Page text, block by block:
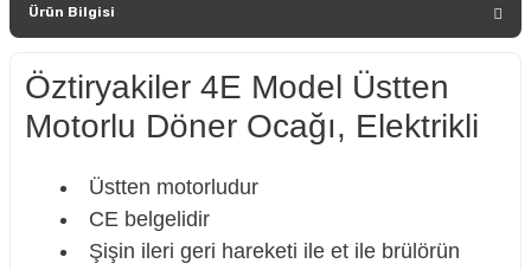
Ürün Bilgisi
Öztiryakiler 4E Model Üstten
Motorlu Döner Ocağı, Elektrikli
Üstten motorludur
CE belgelidir
Şişin ileri geri hareketi ile et ile brülörün